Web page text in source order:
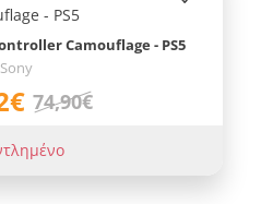
Camouflage - PS5
Sony
74,90€